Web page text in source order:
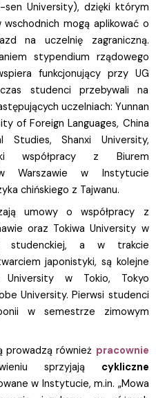
University), dzięki którym
mogą aplikować o
na uczelnię zagraniczną.
stypendium rządowego
funkcjonujący przy UG
studenci przebywali na
uczelniach: Yunnan
of Foreign Languages, China
Shanxi University,
współpracy z Biurem
Warszawie w Instytucie
chińskiego z Tajwanu.
umowy o współpracy z
oraz Tokiwa University w
studenckiej, a w trakcie
japonistyki, są kolejne
w Tokio, Tokyo
University. Pierwsi studenci
w semestrze zimowym
prowadzą również pracownie
sprzyjają cykliczne
w Instytucie, m.in. „Mowa